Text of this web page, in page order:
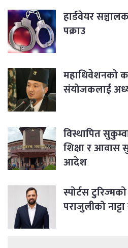
हार्डवेयर
पक्राउ
महाधिवेशनको
संयोजकलाई
विस्थापित
शिक्षा र आवास
आदेश
स्पोर्टस
पराजुलीको